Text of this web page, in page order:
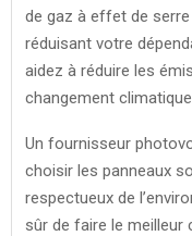
de gaz à effet de
réduisant votre
aidez à réduire les
changement climatique.
Un fournisseur
choisir les panneaux
respectueux de
sûr de faire le meilleur